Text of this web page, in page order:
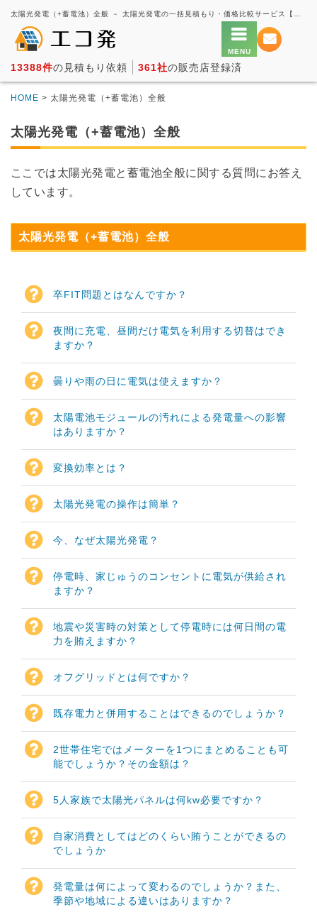
13388件の見積もり依頼 361社の販売店登録済
HOME > 太陽光発電（+蓄電池）全般
太陽光発電（+蓄電池）全般
ここでは太陽光発電と蓄電池全般に関する質問にお答え
しています。
太陽光発電（+蓄電池）全般
卒FIT問題とはなんですか？
夜間に充電、昼間だけ電気を利用する切替はでき
ますか？
曇りや雨の日に電気は使えますか？
太陽電池モジュールの汚れによる発電量への影響
はありますか？
変換効率とは？
太陽光発電の操作は簡単？
今、なぜ太陽光発電？
停電時、家じゅうのコンセントに電気が供給され
ますか？
地震や災害時の対策として停電時には何日間の電
力を賄えますか？
オフグリッドとは何ですか？
既存電力と併用することはできるのでしょうか？
2世帯住宅ではメーターを1つにまとめることも可
能でしょうか？その金額は？
5人家族で太陽光パネルは何kw必要ですか？
自家消費としてはどのくらい賄うことができるの
でしょうか
発電量は何によって変わるのでしょうか？また、
季節や地域による違いはありますか？